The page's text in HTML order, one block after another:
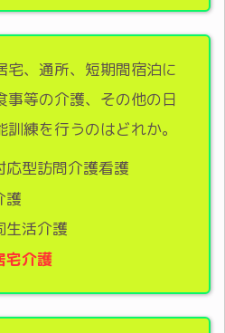
宅、通所、短期間宿泊に
事等の介護、その他の日
練を行うのはどれか。
応型訪問介護看護
護
生活介護
宅介護